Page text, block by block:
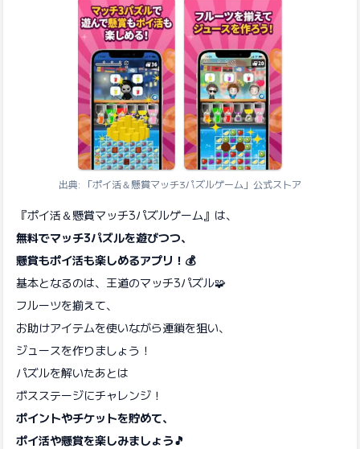
出典: 「ポイ活＆懸賞マッチ3パズルゲーム」公式ストア
『ポイ活＆懸賞マッチ3パズルゲーム』は、
無料でマッチ3パズルを遊びつつ、
懸賞もポイ活も楽しめるアプリ！💰
基本となるのは、王道のマッチ3パズル🧩
フルーツを揃えて、
お助けアイテムを使いながら連鎖を狙い、
ジュースを作りましょう！
パズルを解いたあとは
ボスステージにチャレンジ！
ポイントやチケットを貯めて、
ポイ活や懸賞を楽しみましょう🎵